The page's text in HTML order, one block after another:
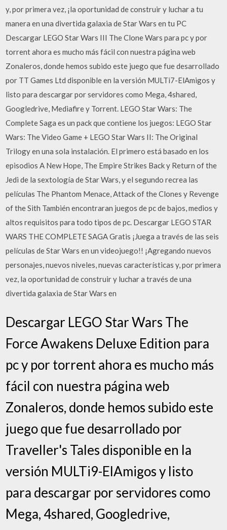
y, por primera vez, ¡la oportunidad de construir y luchar a tu
manera en una divertida galaxia de Star Wars en tu PC
Descargar LEGO Star Wars III The Clone Wars para pc y por
torrent ahora es mucho más fácil con nuestra página web
Zonaleros, donde hemos subido este juego que fue desarrollado
por TT Games Ltd disponible en la versión MULTi7-ElAmigos y
listo para descargar por servidores como Mega, 4shared,
Googledrive, Mediafire y Torrent. LEGO Star Wars: The
Complete Saga es un pack que contiene los juegos: LEGO Star
Wars: The Video Game + LEGO Star Wars II: The Original
Trilogy en una sola instalación. El primero está basado en los
episodios A New Hope, The Empire Strikes Back y Return of the
Jedi de la sextología de Star Wars, y el segundo recrea las
películas The Phantom Menace, Attack of the Clones y Revenge
of the Sith También encontraran juegos de pc de bajos, medios y
altos requisitos para todo tipos de pc. Descargar LEGO STAR
WARS THE COMPLETE SAGA Gratis ¡Juega a través de las seis
películas de Star Wars en un videojuego!! ¡Agregando nuevos
personajes, nuevos niveles, nuevas características y, por primera
vez, la oportunidad de construir y luchar a través de una
divertida galaxia de Star Wars en
Descargar LEGO Star Wars The
Force Awakens Deluxe Edition para
pc y por torrent ahora es mucho más
fácil con nuestra página web
Zonaleros, donde hemos subido este
juego que fue desarrollado por
Traveller's Tales disponible en la
versión MULTi9-ElAmigos y listo
para descargar por servidores como
Mega, 4shared, Googledrive,